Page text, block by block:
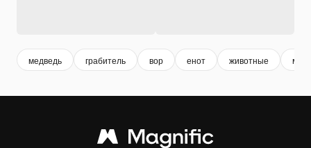
медведь грабитель вор енот животные мех